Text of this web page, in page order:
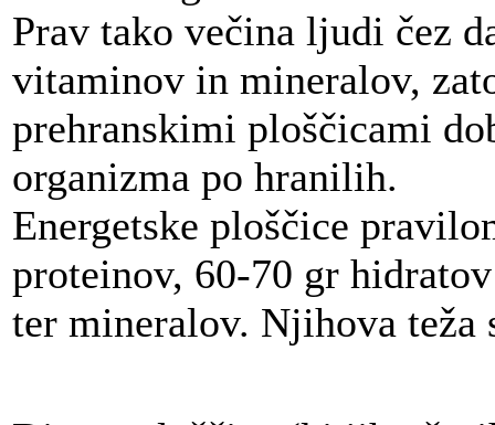
Prav tako večina ljudi čez
vitaminov in mineralov,
prehranskimi ploščicami
organizma po hranilih.
Energetske ploščice
proteinov, 60-70 gr
ter mineralov. Njihova teža